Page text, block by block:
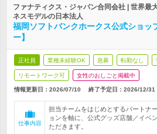
ファナティクス・ジャパン合同会社 | 世界最
ネスモデルの日本法人
福岡ソフトバンクホークス公式ショッ
ー】
正社員 業種未経験OK 急募 転勤なし
リモートワーク可 女性のおしごと掲載中
情報更新日：2026/07/10 終了予定日： 2026/12/31
仕事内容
担当チームをはじめとするパートナ
ョンを軸に、公式グッズ店舗／イベ
ただきます。